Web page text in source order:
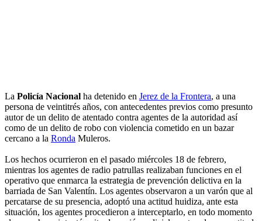
La Policía Nacional ha detenido en Jerez de la Frontera, a una
persona de veintitrés años, con antecedentes previos como presunto
autor de un delito de atentado contra agentes de la autoridad así
como de un delito de robo con violencia cometido en un bazar
cercano a la Ronda Muleros.
Los hechos ocurrieron en el pasado miércoles 18 de febrero,
mientras los agentes de radio patrullas realizaban funciones en el
operativo que enmarca la estrategia de prevención delictiva en la
barriada de San Valentín. Los agentes observaron a un varón que al
percatarse de su presencia, adoptó una actitud huidiza, ante esta
situación, los agentes procedieron a interceptarlo, en todo momento